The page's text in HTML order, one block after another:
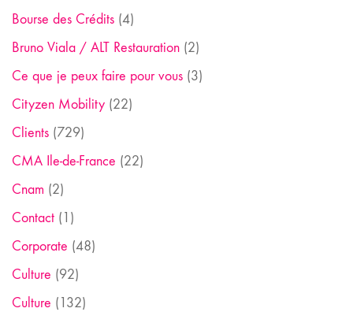
Bourse des Crédits (4)
Bruno Viala / ALT Restauration (2)
Ce que je peux faire pour vous (3)
Cityzen Mobility (22)
Clients (729)
CMA Ile-de-France (22)
Cnam (2)
Contact (1)
Corporate (48)
Culture (92)
Culture (132)